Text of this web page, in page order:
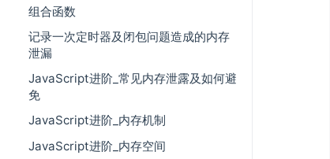
组合函数
记录一次定时器及闭包问题造成的内存
泄漏
JavaScript进阶_常见内存泄露及如何避
免
JavaScript进阶_内存机制
JavaScript进阶_内存空间